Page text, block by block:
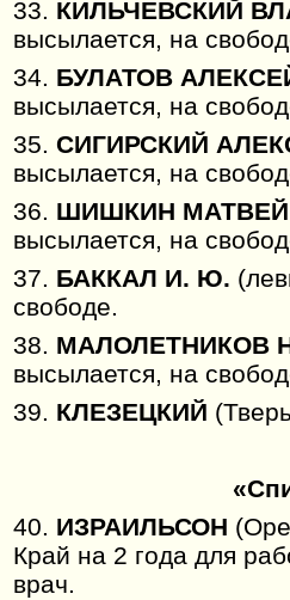
33. КИЛЬЧЕВСКИЙ
высылается, на
34. БУЛАТОВ
высылается, на
35. СИГИРСКИЙ
высылается, на
36. ШИШКИН
высылается, на
37. БАККАЛ И. Ю.
свободе.
38. МАЛОЛЕТНИКОВ
высылается, на
39. КЛЕЗЕЦКИЙ
40. ИЗРАИЛЬСОН
Край на 2 года для
врач.